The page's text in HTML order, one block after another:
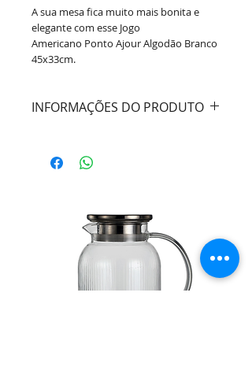
A sua mesa fica muito mais bonita e
elegante com esse Jogo
Americano Ponto Ajour Algodão Branco
45x33cm.
INFORMAÇÕES DO PRODUTO
Material: Algodão
Bon gourmet